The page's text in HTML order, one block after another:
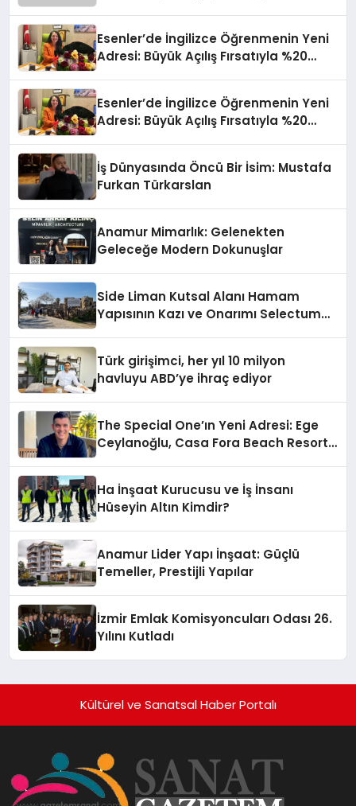
Esenler’de İngilizce Öğrenmenin Yeni
Adresi: Büyük Açılış Fırsatıyla %20
Esenler’de İngilizce Öğrenmenin Yeni
Adresi: Büyük Açılış Fırsatıyla %20
İş Dünyasında Öncü Bir İsim: Mustafa
Furkan Türkarslan
Anamur Mimarlık: Gelenekten
Geleceğe Modern Dokunuşlar
Side Liman Kutsal Alanı Hamam
Yapısının Kazı ve Onarımı Selectum
Türk girişimci, her yıl 10 milyon
havluyu ABD’ye ihraç ediyor
The Special One’ın Yeni Adresi: Ege
Ceylanoğlu, Casa Fora Beach Resort
Ha İnşaat Kurucusu ve İş İnsanı
Hüseyin Altın Kimdir?
Anamur Lider Yapı İnşaat: Güçlü
Temeller, Prestijli Yapılar
İzmir Emlak Komisyoncuları Odası 26.
Yılını Kutladı
Kültürel ve Sanatsal Haber Portalı